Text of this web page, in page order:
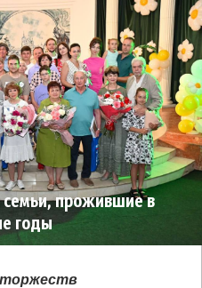
семьи, прожившие в
годы
торжеств